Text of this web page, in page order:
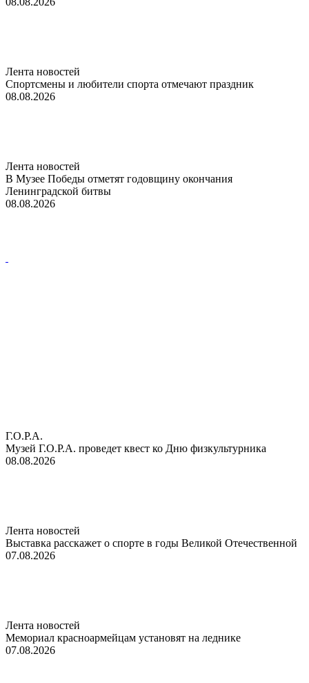
Лента новостей
Спортсмены и любители спорта отмечают праздник
08.08.2026
Лента новостей
В Музее Победы отметят годовщину окончания
Ленинградской битвы
08.08.2026
Г.О.Р.А.
Музей Г.О.Р.А. проведет квест ко Дню физкультурника
08.08.2026
Лента новостей
Выставка расскажет о спорте в годы Великой Отечественной
07.08.2026
Лента новостей
Мемориал красноармейцам установят на леднике
07.08.2026